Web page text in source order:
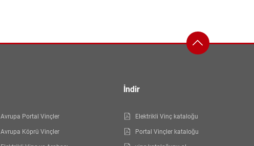
Avrupa Portal Vinçler
Avrupa Köprü Vinçler
İndir
Elektrikli Vinç kataloğu
Portal Vinçler kataloğu